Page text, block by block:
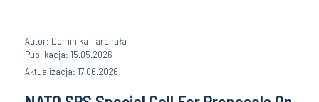
Autor: Dominika Tarchała
Publikacja: 15.05.2026
Aktualizacja: 17.06.2026